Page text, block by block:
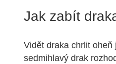
Jak zabít
Vidět draka chrlit
sedmihlavý drak